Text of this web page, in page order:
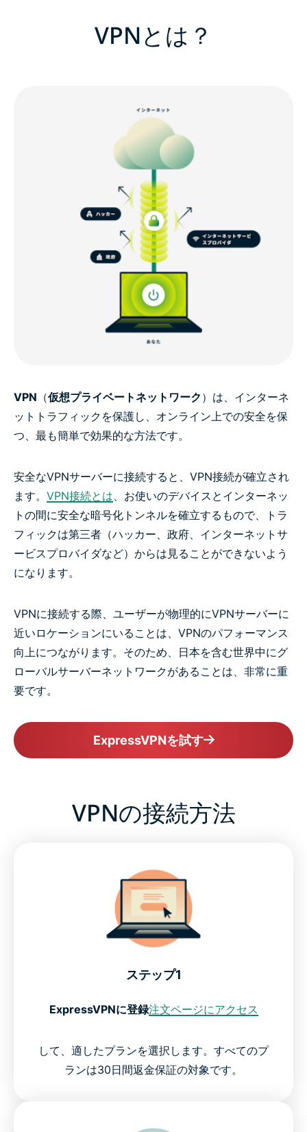
VPNとは？
VPN （仮想プライベートネットワーク ）は、インターネ
ットトラフィックを保護し、オンライン上での安全を保
つ、最も簡単で効果的な方法です。
安全なVPNサーバーに接続すると、VPN接続が確立され
ます。 VPN接続とは、お使いのデバイスとインターネッ
トの間に安全な暗号化トンネルを確立するもので、トラ
フィックは第三者（ハッカー、政府、インターネットサ
ービスプロバイダなど）からは見ることができないよう
になります。
VPNに接続する際、ユーザーが物理的にVPNサーバーに
近いロケーションにいることは、VPNのパフォーマンス
向上につながります。そのため、日本を含む世界中にグ
ローバルサーバーネットワークがあることは、非常に重
要です。
ExpressVPNを試す
VPNの接続方法
ステップ1
ExpressVPNに登録注文ページにアクセス
して、適したプランを選択します。すべてのプ
ランは30日間返金保証の対象です。